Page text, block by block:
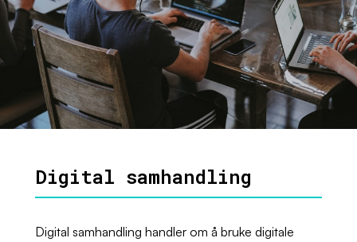
Digital samhandling
Digital samhandling handler om å bruke digitale